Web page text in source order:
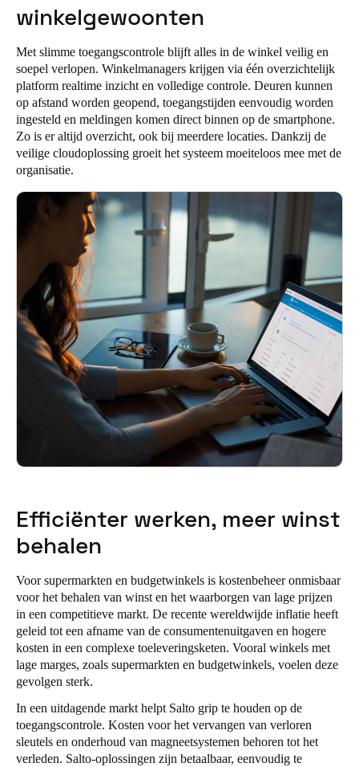
Portugal
Italy
Italiano
Russia
Russian
Poland
Czech Republic
Čeština
Denmark
DanskereEnglish
English
Norsk
Finnish English
Sla nieuwe selectie op als standaard
winkelgewoonten
Met slimme toegangscontrole blijft alles in de winkel veilig en
soepel verlopen. Winkelmanagers krijgen via één overzichtelijk
platform realtime inzicht en volledige controle. Deuren kunnen
op afstand worden geopend, toegangstijden eenvoudig worden
ingesteld en meldingen komen direct binnen op de smartphone.
Zo is er altijd overzicht, ook bij meerdere locaties. Dankzij de
veilige cloudoplossing groeit het systeem moeiteloos mee met de
organisatie.
Efficiënter werken, meer winst
behalen
Voor supermarkten en budgetwinkels is kostenbeheer onmisbaar
voor het behalen van winst en het waarborgen van lage prijzen
in een competitieve markt. De recente wereldwijde inflatie heeft
geleid tot een afname van de consumentenuitgaven en hogere
kosten in een complexe toeleveringsketen. Vooral winkels met
lage marges, zoals supermarkten en budgetwinkels, voelen deze
gevolgen sterk.
In een uitdagende markt helpt Salto grip te houden op de
toegangscontrole. Kosten voor het vervangen van verloren
sleutels en onderhoud van magneetsystemen behoren tot het
verleden. Salto-oplossingen zijn betaalbaar, eenvoudig te